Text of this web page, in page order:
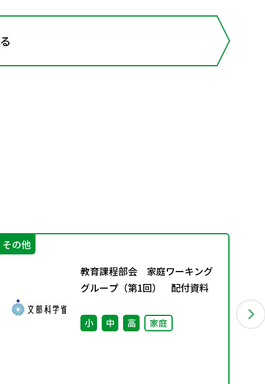
その他
教育課程部会 家庭ワーキング
グループ（第1回） 配付資料
小 中 高 家庭